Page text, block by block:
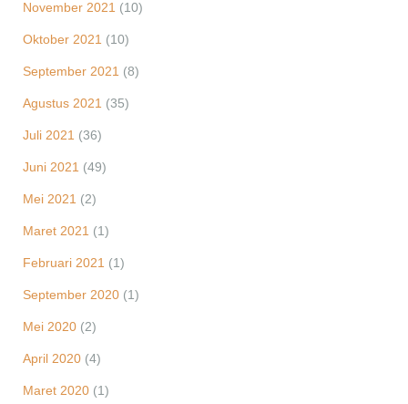
November 2021 (10)
Oktober 2021 (10)
September 2021 (8)
Agustus 2021 (35)
Juli 2021 (36)
Juni 2021 (49)
Mei 2021 (2)
Maret 2021 (1)
Februari 2021 (1)
September 2020 (1)
Mei 2020 (2)
April 2020 (4)
Maret 2020 (1)